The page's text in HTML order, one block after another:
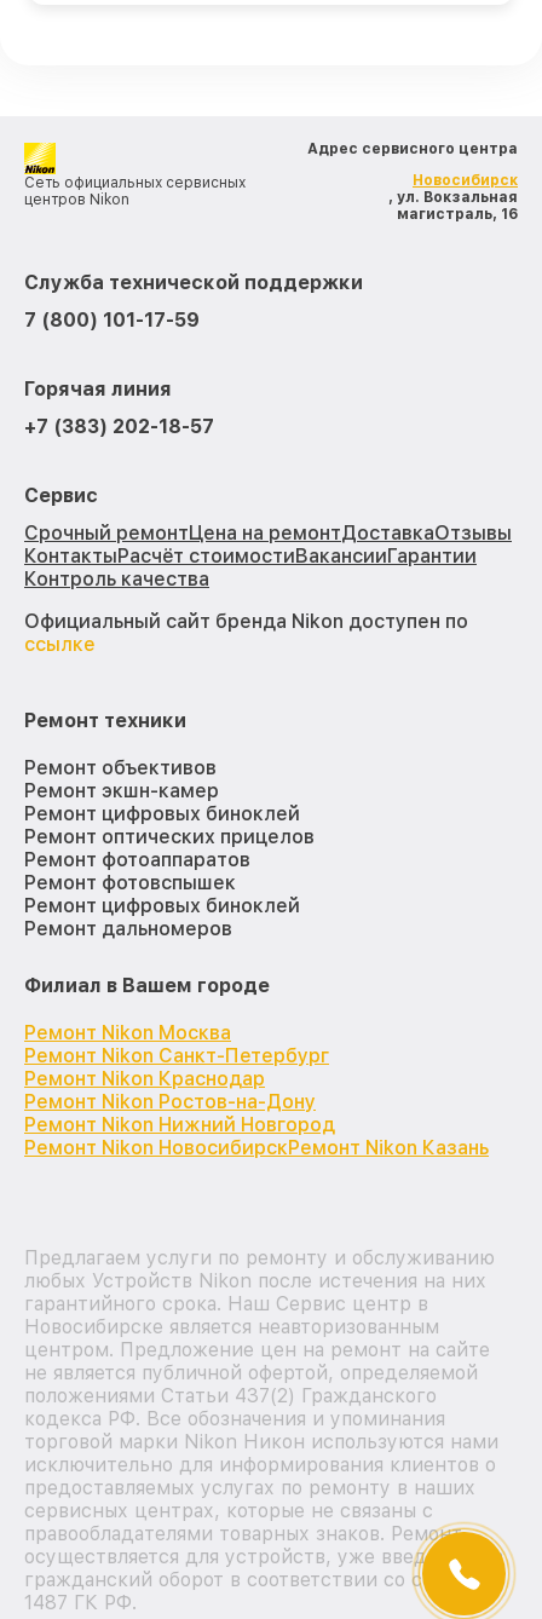
Сеть официальных сервисных
центров Nikon
Адрес сервисного центра
Новосибирск
, ул. Вокзальная
магистраль, 16
Служба технической поддержки
7 (800) 101-17-59
Горячая линия
+7 (383) 202-18-57
Сервис
Срочный ремонтЦена на ремонтДоставкаОтзывы
КонтактыРасчёт стоимостиВакансииГарантии
Контроль качества
Официальный сайт бренда Nikon доступен по
ссылке
Ремонт техники
Ремонт объективов
Ремонт экшн-камер
Ремонт цифровых биноклей
Ремонт оптических прицелов
Ремонт фотоаппаратов
Ремонт фотовспышек
Ремонт цифровых биноклей
Ремонт дальномеров
Филиал в Вашем городе
Ремонт Nikon Москва
Ремонт Nikon Санкт-Петербург
Ремонт Nikon Краснодар
Ремонт Nikon Ростов-на-Дону
Ремонт Nikon Нижний Новгород
Ремонт Nikon НовосибирскРемонт Nikon Казань
Предлагаем услуги по ремонту и обслуживанию
любых Устройств Nikon после истечения на них
гарантийного срока. Наш Сервис центр в
Новосибирске является неавторизованным
центром. Предложение цен на ремонт на сайте
не является публичной офертой, определяемой
положениями Статьи 437(2) Гражданского
кодекса РФ. Все обозначения и упоминания
торговой марки Nikon Никон используются нами
исключительно для информирования клиентов о
предоставляемых услугах по ремонту в наших
сервисных центрах, которые не связаны с
правообладателями товарных знаков. Ремонт
осуществляется для устройств, уже введенных в
гражданский оборот в соответствии со статьей
1487 ГК РФ.